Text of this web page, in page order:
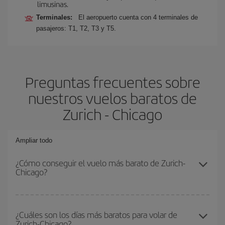
limusinas.
Terminales:
El aeropuerto cuenta con 4 terminales de
pasajeros: T1, T2, T3 y T5.
Preguntas frecuentes sobre
nuestros vuelos baratos de
Zurich - Chicago
Ampliar todo
¿Cómo conseguir el vuelo más barato de Zurich-
Chicago?
conseguir el vuelo más barato si evitas temporadas altas,
compras con antelación y puedes ser flexible con las fechas y
¿Cuáles son los días más baratos para volar de